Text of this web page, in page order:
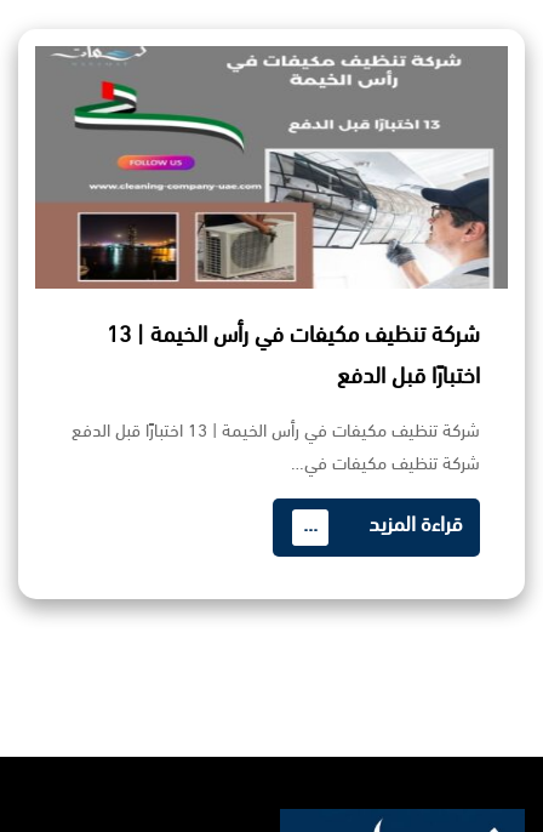
شركة تنظيف مكيفات في رأس الخيمة | 13
اختبارًا قبل الدفع
شركة تنظيف مكيفات في رأس الخيمة | 13 اختبارًا قبل الدفع
شركة تنظيف مكيفات في…
قراءة المزيد ...